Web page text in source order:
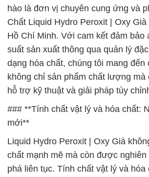
hào là đơn vị chuyên cung ứng và
Chất Liquid Hydro Peroxit | Oxy
Hồ Chí Minh. Với cam kết đảm bảo
suất sản xuất thông qua quản lý
dạng hóa chất, chúng tôi mang đến
không chỉ sản phẩm chất lượng mà
hỗ trợ kỹ thuật và giải pháp tùy
### **Tính chất vật lý và hóa chất:
mới**
Liquid Hydro Peroxit | Oxy Già
chất mạnh mẽ mà còn được
phá liên tục. Tính chất vật lý và hóa